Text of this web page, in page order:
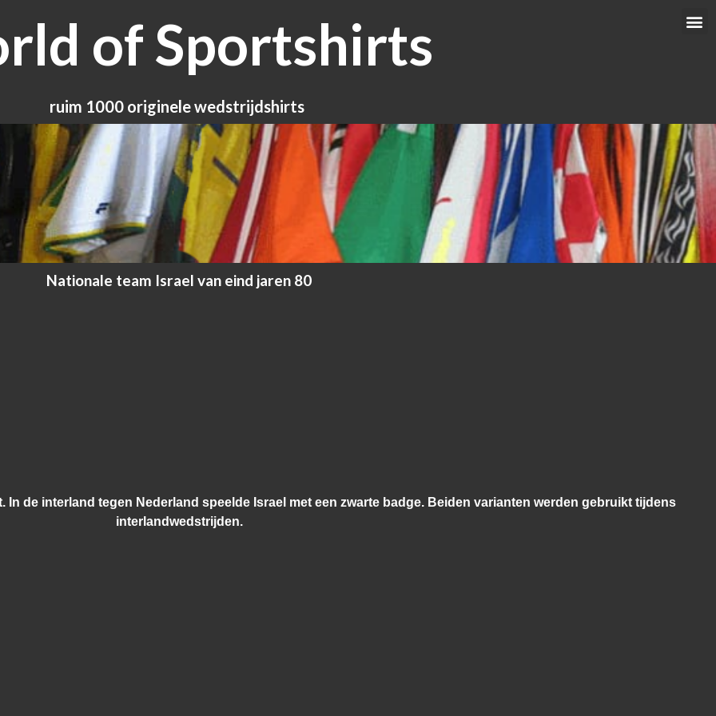
of Sportshirts
ruim 1000 originele wedstrijdshirts
Nationale team Israel van eind jaren 80
In de interland tegen Nederland speelde Israel met een zwarte badge. Beiden varianten werden gebruikt tijdens
interlandwedstrijden.